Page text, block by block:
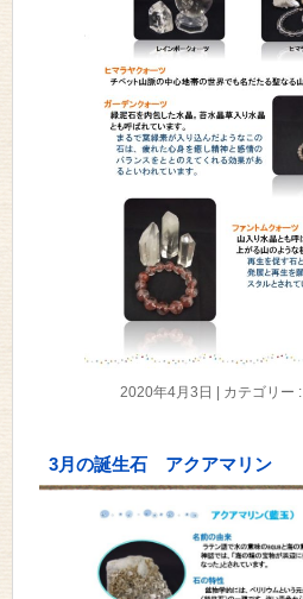
2020年4月3日 カテゴリー :
3月の誕生石 アクアマリン